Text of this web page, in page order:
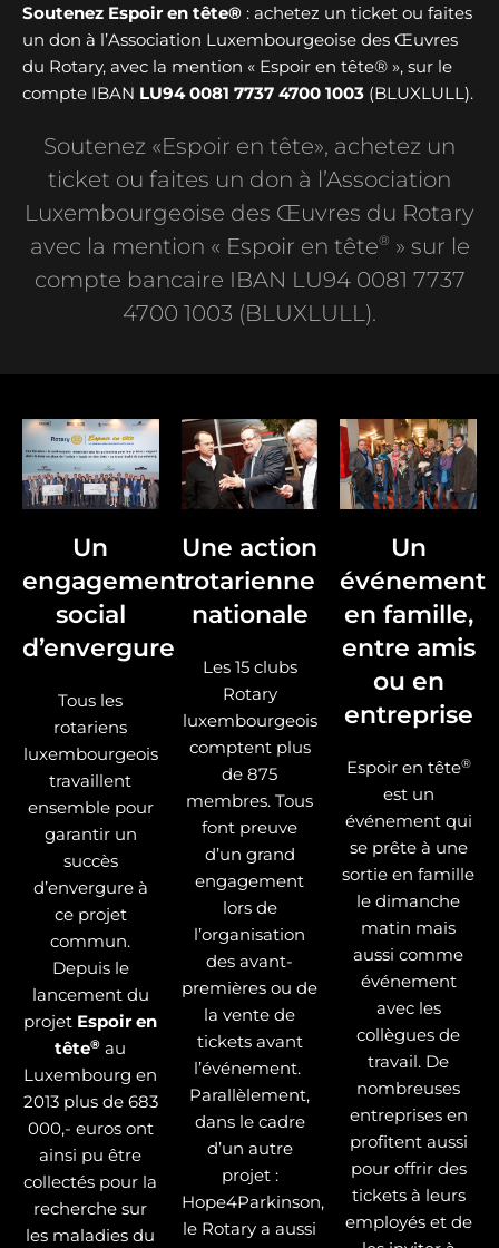
Soutenez Espoir en tête® : achetez un ticket ou faites
un don à l’Association Luxembourgeoise des Œuvres
du Rotary, avec la mention « Espoir en tête® », sur le
compte IBAN LU94 0081 7737 4700 1003 (BLUXLULL).
Soutenez «Espoir en tête», achetez un
ticket ou faites un don à l’Association
Luxembourgeoise des Œuvres du Rotary
avec la mention « Espoir en tête® » sur le
compte bancaire IBAN LU94 0081 7737
4700 1003 (BLUXLULL).
Un
engagement
social
d’envergure
Tous les
rotariens
luxembourgeois
travaillent
ensemble pour
garantir un
succès
d’envergure à
ce projet
commun.
Depuis le
lancement du
projet Espoir en
tête® au
Luxembourg en
2013 plus de 683
000,- euros ont
ainsi pu être
collectés pour la
recherche sur
les maladies du
Une action
rotarienne
nationale
Les 15 clubs
Rotary
luxembourgeois
comptent plus
de 875
membres. Tous
font preuve
d’un grand
engagement
lors de
l’organisation
des avant-
premières ou de
la vente de
tickets avant
l’événement.
Parallèlement,
dans le cadre
d’un autre
projet :
Hope4Parkinson,
le Rotary a aussi
Un
événement
en famille,
entre amis
ou en
entreprise
Espoir en tête®
est un
événement qui
se prête à une
sortie en famille
le dimanche
matin mais
aussi comme
événement
avec les
collègues de
travail. De
nombreuses
entreprises en
profitent aussi
pour offrir des
tickets à leurs
employés et de